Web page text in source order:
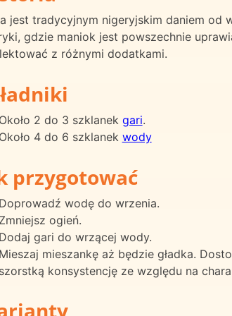
jest tradycyjnym nigeryjskim daniem od
gdzie maniok jest powszechnie
z różnymi dodatkami.
Około 2 do 3 szklanek gari.
Około 4 do 6 szklanek wody
przygotować
Doprowadź wodę do wrzenia.
Zmniejsz ogień.
Dodaj gari do wrzącej wody.
Mieszaj mieszankę aż będzie gładka.
szorstką konsystencję ze względu na